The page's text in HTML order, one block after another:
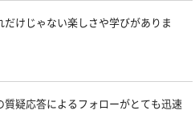
だけじゃない楽しさや学びがありま
質疑応答によるフォローがとても迅速